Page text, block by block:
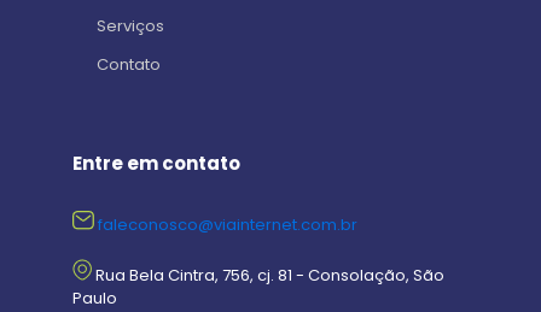
Serviços
Contato
Entre em contato
faleconosco@viainternet.com.br
Rua Bela Cintra, 756, cj. 81 - Consolação, São
Paulo